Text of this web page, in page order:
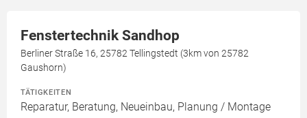
Fenstertechnik Sandhop
Berliner Straße 16, 25782 Tellingstedt (3km von 25782
Gaushorn)
TÄTIGKEITEN
Reparatur, Beratung, Neueinbau, Planung / Montage